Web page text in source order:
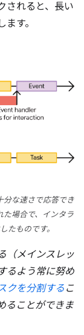
されると、長い
す。
分な速さで応答でき
た場合で、インタラ
たものです。
（メインスレッ
るよう常に努め
クを分割するこ
ることができま